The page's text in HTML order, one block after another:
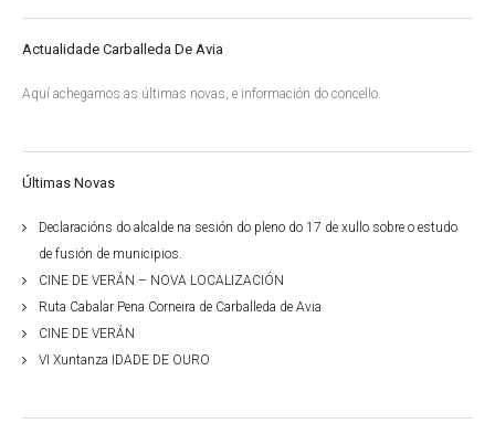
Actualidade Carballeda De Avia
Aquí achegamos as últimas novas, e información do concello.
Últimas Novas
Declaracións do alcalde na sesión do pleno do 17 de xullo sobre o estudo
de fusión de municipios.
CINE DE VERÁN – NOVA LOCALIZACIÓN
Ruta Cabalar Pena Corneira de Carballeda de Avia
CINE DE VERÁN
VI Xuntanza IDADE DE OURO